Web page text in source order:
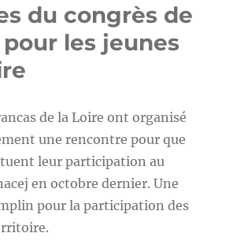
du congrès de
pour les jeunes
de la Loire ont organisé
une rencontre pour que
leur participation au
en octobre dernier. Une
pour la participation des